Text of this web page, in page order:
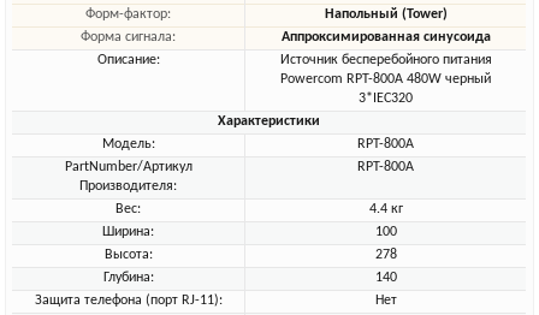
Форм-фактор:
Напольный (Tower)
Форма сигнала:
Аппроксимированная синусоида
Описание:
Источник бесперебойного питания
Powercom RPT-800A 480W черный
3*IEC320
Характеристики
Модель:
RPT-800A
PartNumber/Артикул
Производителя:
RPT-800A
Вес:
4.4 кг
Ширина:
100
Высота:
278
Глубина:
140
Защита телефона (порт RJ-11):
Нет